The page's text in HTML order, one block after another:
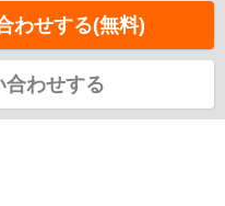
わせする(無料)
合わせする